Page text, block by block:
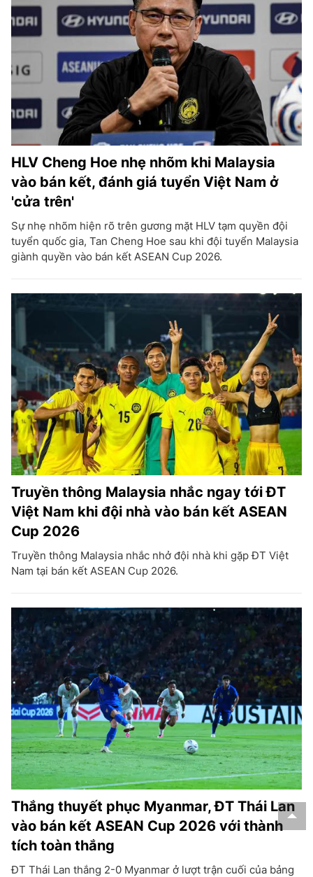
HLV Cheng Hoe nhẹ nhõm khi Malaysia
vào bán kết, đánh giá tuyển Việt Nam ở
'cửa trên'
Sự nhẹ nhõm hiện rõ trên gương mặt HLV tạm quyền đội
tuyển quốc gia, Tan Cheng Hoe sau khi đội tuyển Malaysia
giành quyền vào bán kết ASEAN Cup 2026.
Truyền thông Malaysia nhắc ngay tới ĐT
Việt Nam khi đội nhà vào bán kết ASEAN
Cup 2026
Truyền thông Malaysia nhắc nhở đội nhà khi gặp ĐT Việt
Nam tại bán kết ASEAN Cup 2026.
Thắng thuyết phục Myanmar, ĐT Thái Lan
vào bán kết ASEAN Cup 2026 với thành
tích toàn thắng
ĐT Thái Lan thắng 2-0 Myanmar ở lượt trận cuối của bảng